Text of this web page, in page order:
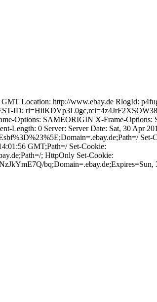
Location: http://www.ebay.de RlogId:
ID:
Options: SAMEORIGIN X-Frame-
Length: 0 Server: Server Date: Sat, 30 Apr
Set-
GMT;Path=/ Set-Cookie:
; HttpOnly Set-Cookie:
bq;Domain=.ebay.de;Expires=Sun,